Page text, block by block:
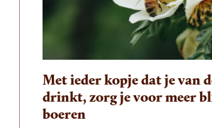
Met ieder kopje dat je van
drinkt, zorg je voor meer
boeren